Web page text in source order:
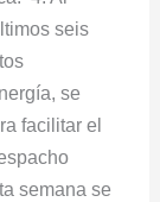
seis
se
facilitar el
semana se